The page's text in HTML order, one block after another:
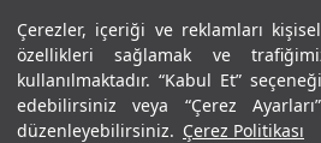
Çerezler, içeriği ve reklamları
özellikleri sağlamak ve
kullanılmaktadır. “Kabul Et”
edebilirsiniz veya “Çerez
düzenleyebilirsiniz. Çerez Politikası
Menü
Ana Sayfa Banyolar Banyo